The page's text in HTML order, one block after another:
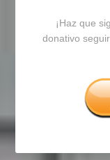
en
¡Haz que
donativo